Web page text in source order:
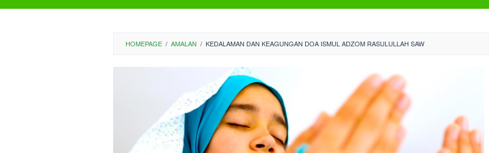
HOMEPAGE / AMALAN / KEDALAMAN DAN KEAGUNGAN DOA ISMUL ADZOM RASULULLAH SAW